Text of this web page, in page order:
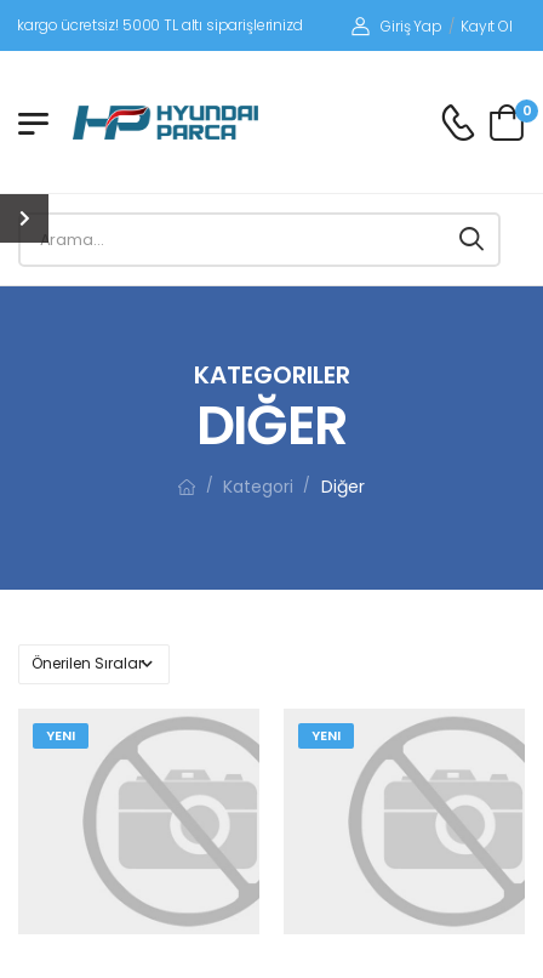
5000 TL altı siparişlerinizde siparişleriniz alıcı ödemeli gönderilir.
Giriş Yap / Kayıt Ol
0
KATEGORILER
DIĞER
/ Kategori / Diğer
YENI YENI